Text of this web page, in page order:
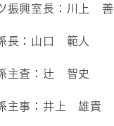
振興室長：川上
長：山口 範人
主査：辻 智史
主事：井上 雄貴